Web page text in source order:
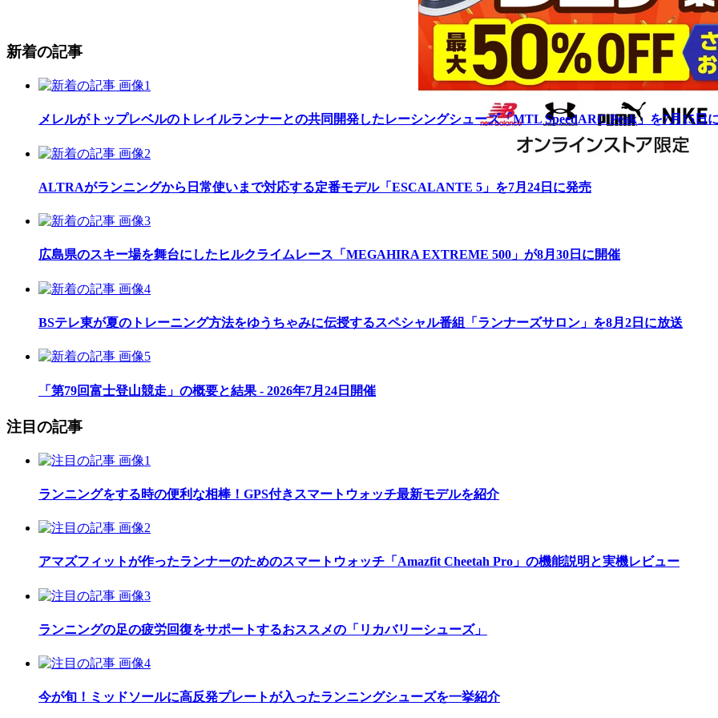
新着の記事
メレルがトップレベルのトレイルランナーとの共同開発したレーシングシューズ「MTL SpeedARC Peak」を7月15日
ALTRAがランニングから日常使いまで対応する定番モデル「ESCALANTE 5」を7月24日に発売
広島県のスキー場を舞台にしたヒルクライムレース「MEGAHIRA EXTREME 500」が8月30日に開催
BSテレ東が夏のトレーニング方法をゆうちゃみに伝授するスペシャル番組「ランナーズサロン」を8月2日に放送
「第79回富士登山競走」の概要と結果 - 2026年7月24日開催
注目の記事
ランニングをする時の便利な相棒！GPS付きスマートウォッチ最新モデルを紹介
アマズフィットが作ったランナーのためのスマートウォッチ「Amazfit Cheetah Pro」の機能説明と実機レビュー
ランニングの足の疲労回復をサポートするおススメの「リカバリーシューズ」
今が旬！ミッドソールに高反発プレートが入ったランニングシューズを一挙紹介